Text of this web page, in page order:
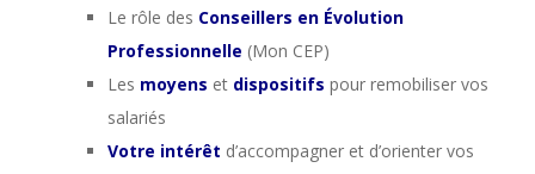
Le rôle des Conseillers en Évolution
Professionnelle (Mon CEP)
Les moyens et dispositifs pour remobiliser vos
salariés
Votre intérêt d’accompagner et d’orienter vos